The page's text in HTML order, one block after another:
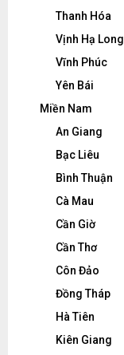
Thanh Hóa
Vịnh Hạ Long
Vĩnh Phúc
Yên Bái
Miền Nam
An Giang
Bạc Liêu
Bình Thuận
Cà Mau
Cần Giờ
Cần Thơ
Côn Đảo
Đồng Tháp
Hà Tiên
Kiên Giang